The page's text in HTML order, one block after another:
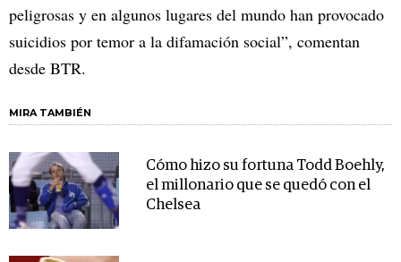
peligrosas y en algunos lugares del mundo han provocado
suicidios por temor a la difamación social”, comentan
desde BTR.
MIRA TAMBIÉN
Cómo hizo su fortuna Todd Boehly,
el millonario que se quedó con el
Chelsea